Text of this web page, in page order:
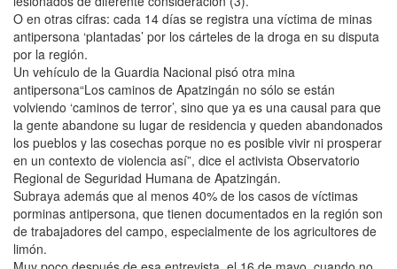
O en otras cifras: cada 14 días se registra una víctima de minas
antipersona ‘plantadas’ por los cárteles de la droga en su disputa
por la región.
Un vehículo de la Guardia Nacional pisó otra mina
antipersona“Los caminos de Apatzingán no sólo se están
volviendo ‘caminos de terror’, sino que ya es una causal para que
la gente abandone su lugar de residencia y queden abandonados
los pueblos y las cosechas porque no es posible vivir ni prosperar
en un contexto de violencia así”, dice el activista Observatorio
Regional de Seguridad Humana de Apatzingán.
Subraya además que al menos 40% de los casos de víctimas
porminas antipersona, que tienen documentados en la región son
de trabajadores del campo, especialmente de los agricultores de
limón.